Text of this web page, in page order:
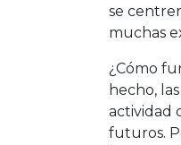
se
muchas
¿Cómo
hecho,
actividad
futuros.